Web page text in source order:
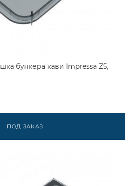
бункера кави Impressa Z5,
ПОД ЗАКАЗ